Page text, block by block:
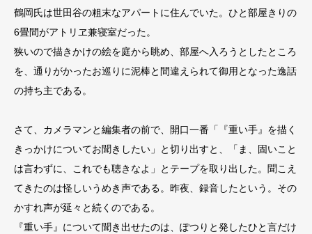
鶴岡氏は世田谷の粗末なアパートに住んでいた。ひと部屋きりの
6畳間がアトリヱ兼寝室だった。
狭いので描きかけの絵を庭から眺め、部屋へ入ろうとしたところ
を、通りがかったお巡りに泥棒と間違えられて御用となった逸話
の持ち主である。
さて、カメラマンと編集者の前で、開口一番「『重い手』を描く
きっかけについてお聞きしたい」と切り出すと、「ま、固いこと
は言わずに、これでも聴きなよ」とテープを取り出した。聞こえ
てきたのは怪しいうめき声である。昨夜、録音したという。その
かすれ声が延々と続くのである。
『重い手』について聞き出せたのは、ぽつりと発したひと言だけ